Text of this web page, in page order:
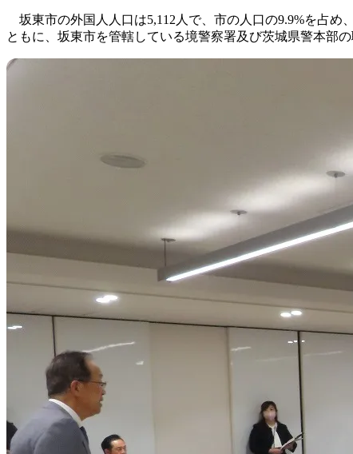
坂東市の外国人人口は5,112人で、市の人口の9.9%を占め
ともに、坂東市を管轄している境警察署及び茨城県警本部